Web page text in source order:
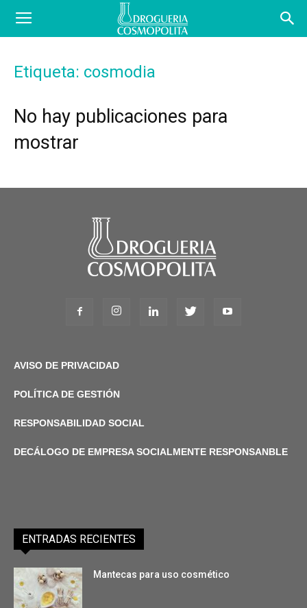
COSBLOG
Etiqueta: cosmodia
No hay publicaciones para
mostrar
AVISO DE PRIVACIDAD
POLÍTICA DE GESTIÓN
RESPONSABILIDAD SOCIAL
DECÁLOGO DE EMPRESA SOCIALMENTE RESPONSANBLE
ENTRADAS RECIENTES
Mantecas para uso cosmético